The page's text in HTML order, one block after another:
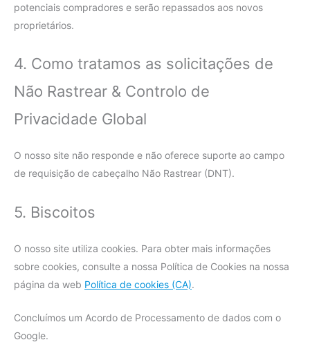
potenciais compradores e serão repassados aos novos
proprietários.
4. Como tratamos as solicitações de
Não Rastrear & Controlo de
Privacidade Global
O nosso site não responde e não oferece suporte ao campo
de requisição de cabeçalho Não Rastrear (DNT).
5. Biscoitos
O nosso site utiliza cookies. Para obter mais informações
sobre cookies, consulte a nossa Política de Cookies na nossa
página da web Política de cookies (CA).
Concluímos um Acordo de Processamento de dados com o
Google.